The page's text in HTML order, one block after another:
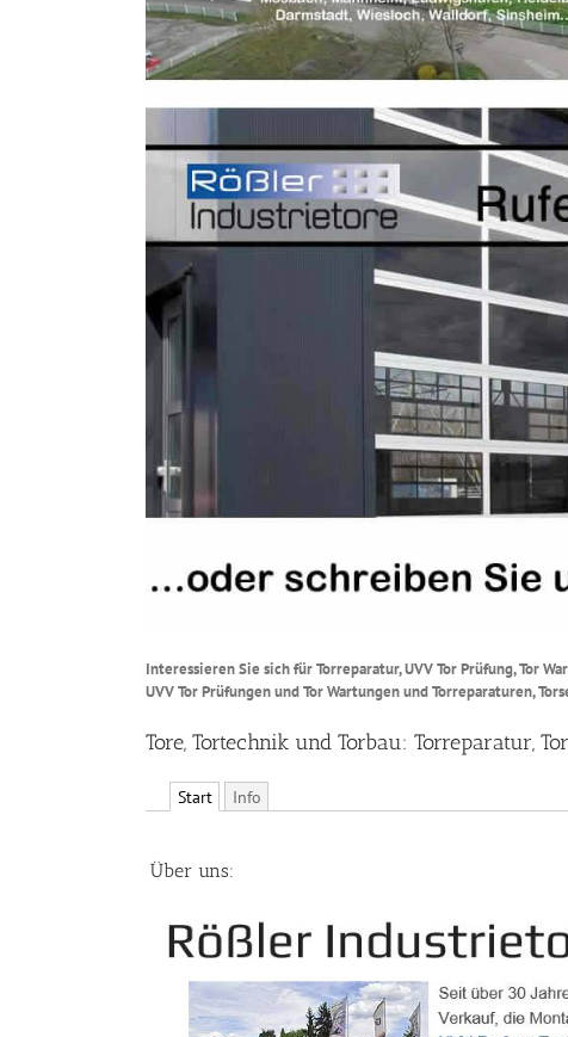
Interessieren Sie sich für Torreparatur, UVV Tor Prüfung, Tor
UVV Tor Prüfungen und Tor Wartungen und Torreparaturen,
Tore, Tortechnik und Torbau: Torreparatur,
Start Info
Über uns: